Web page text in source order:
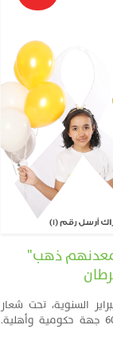
ذهب"
السنوية، تحت شعار
"معدنهم ذهب"، بمشاركة أكثر من 60 جهة حكومية وأهلية.